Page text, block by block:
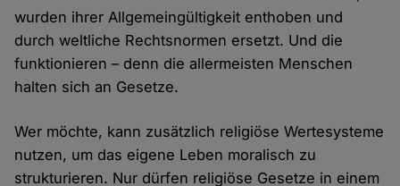
wurden ihrer Allgemeingültigkeit enthoben und
durch weltliche Rechtsnormen ersetzt. Und die
funktionieren – denn die allermeisten Menschen
halten sich an Gesetze.
Wer möchte, kann zusätzlich religiöse Wertesysteme
nutzen, um das eigene Leben moralisch zu
strukturieren. Nur dürfen religiöse Gesetze in einem